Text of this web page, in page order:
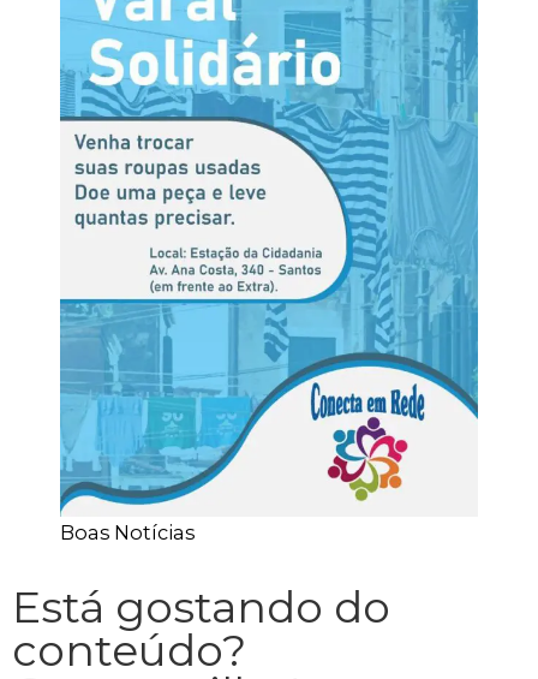
Boas Notícias
Está gostando do
conteúdo?